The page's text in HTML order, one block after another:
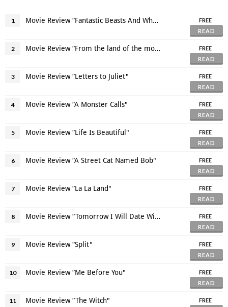
1 Movie Review “Fantastic Beasts And Where To Find Them"
FREE
READ
2 Movie Review “From the land of the moon รักร่วงหล่นบนดวงจันทร์”
FREE
READ
3 Movie Review “Letters to Juliet"
FREE
READ
4 Movie Review “A Monster Calls"
FREE
READ
5 Movie Review “Life Is Beautiful"
FREE
READ
6 Movie Review “A Street Cat Named Bob"
FREE
READ
7 Movie Review “La La Land"
FREE
READ
8 Movie Review “Tomorrow I Will Date With Yesterday's You"
FREE
READ
9 Movie Review “Split"
FREE
READ
10 Movie Review “Me Before You"
FREE
READ
11 Movie Review “The Witch"
FREE